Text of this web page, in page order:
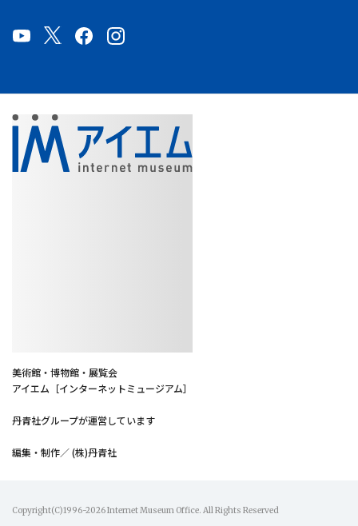
美術館・博物館・展覧会
アイエム［インターネットミュージアム］
丹青社グループが運営しています
編集・制作／ (株)丹青社
Copyright(C)1996-2026 Internet Museum Office. All Rights Reserved